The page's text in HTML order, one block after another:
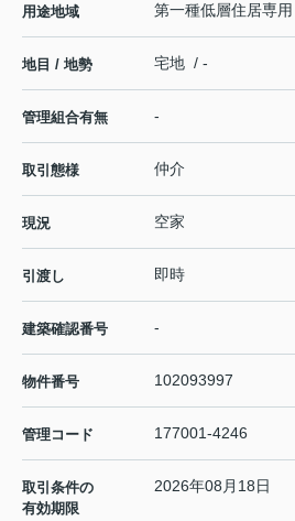
用途地域 第一種低層住居専用
地目 / 地勢 宅地 / -
管理組合有無 -
取引態様 仲介
現況 空家
引渡し 即時
建築確認番号 -
物件番号 102093997
管理コード 177001-4246
取引条件の
有効期限
2026年08月18日